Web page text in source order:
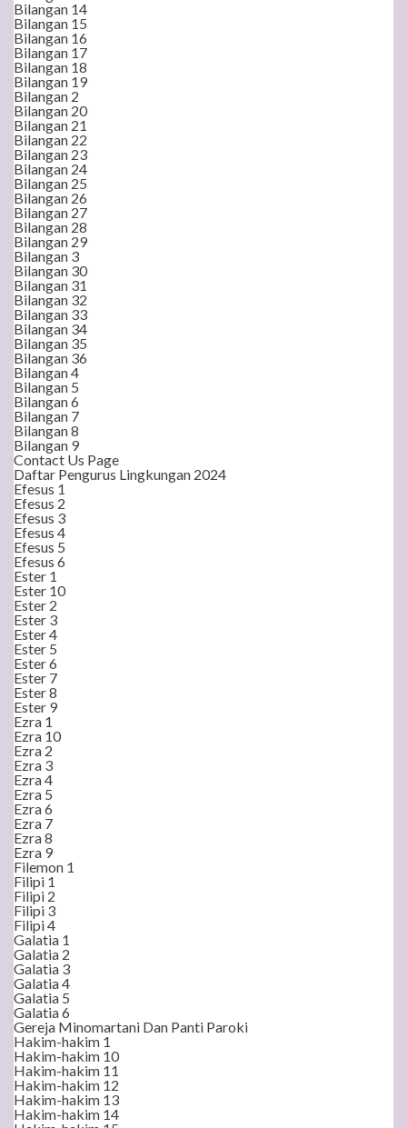
Bilangan 14
Bilangan 15
Bilangan 16
Bilangan 17
Bilangan 18
Bilangan 19
Bilangan 2
Bilangan 20
Bilangan 21
Bilangan 22
Bilangan 23
Bilangan 24
Bilangan 25
Bilangan 26
Bilangan 27
Bilangan 28
Bilangan 29
Bilangan 3
Bilangan 30
Bilangan 31
Bilangan 32
Bilangan 33
Bilangan 34
Bilangan 35
Bilangan 36
Bilangan 4
Bilangan 5
Bilangan 6
Bilangan 7
Bilangan 8
Bilangan 9
Contact Us Page
Daftar Pengurus Lingkungan 2024
Efesus 1
Efesus 2
Efesus 3
Efesus 4
Efesus 5
Efesus 6
Ester 1
Ester 10
Ester 2
Ester 3
Ester 4
Ester 5
Ester 6
Ester 7
Ester 8
Ester 9
Ezra 1
Ezra 10
Ezra 2
Ezra 3
Ezra 4
Ezra 5
Ezra 6
Ezra 7
Ezra 8
Ezra 9
Filemon 1
Filipi 1
Filipi 2
Filipi 3
Filipi 4
Galatia 1
Galatia 2
Galatia 3
Galatia 4
Galatia 5
Galatia 6
Gereja Minomartani Dan Panti Paroki
Hakim-hakim 1
Hakim-hakim 10
Hakim-hakim 11
Hakim-hakim 12
Hakim-hakim 13
Hakim-hakim 14